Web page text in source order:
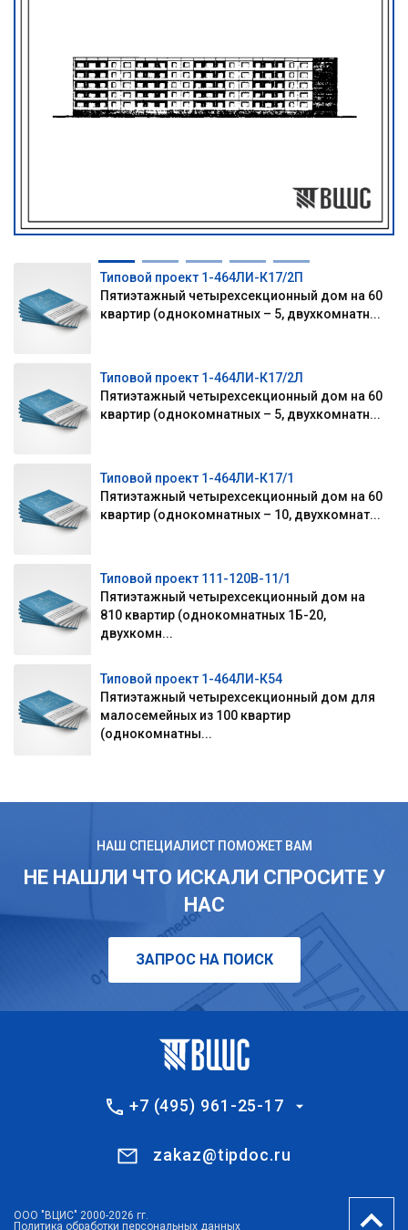
Типовой проект 1-464ЛИ-К17/2П
Пятиэтажный четырехсекционный дом на 60
квартир (однокомнатных – 5, двухкомнатн...
Типовой проект 1-464ЛИ-К17/2Л
Пятиэтажный четырехсекционный дом на 60
квартир (однокомнатных – 5, двухкомнатн...
Типовой проект 1-464ЛИ-К17/1
Пятиэтажный четырехсекционный дом на 60
квартир (однокомнатных – 10, двухкомнат...
Типовой проект 111-120В-11/1
Пятиэтажный четырехсекционный дом на
810 квартир (однокомнатных 1Б-20,
двухкомн...
Типовой проект 1-464ЛИ-К54
Пятиэтажный четырехсекционный дом для
малосемейных из 100 квартир
(однокомнатны...
НАШ СПЕЦИАЛИСТ ПОМОЖЕТ ВАМ
НЕ НАШЛИ ЧТО ИСКАЛИ СПРОСИТЕ У
НАС
ЗАПРОС НА ПОИСК
+7 (495) 961-25-17
zakaz@tipdoc.ru
ООО "ВЦИС" 2000-2026 гг.
Политика обработки персональных данных